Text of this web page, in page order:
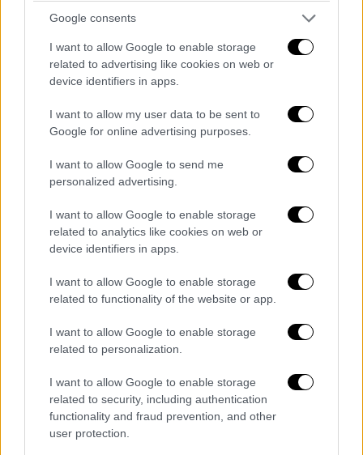
Google consents
I want to allow Google to enable storage
related to advertising like cookies on web or
device identifiers in apps.
I want to allow my user data to be sent to
Google for online advertising purposes.
I want to allow Google to send me
personalized advertising.
I want to allow Google to enable storage
related to analytics like cookies on web or
device identifiers in apps.
I want to allow Google to enable storage
related to functionality of the website or app.
I want to allow Google to enable storage
related to personalization.
I want to allow Google to enable storage
related to security, including authentication
functionality and fraud prevention, and other
user protection.
Αναζητούνται ακόμα τα παιδιά
«Τους αναζητούμε όχι γιατί είναι
αριθμός των τέκνων της οικογένειας, οι
συνθήκες διαβίωσής τουςκι εάν αυτά τα
παιδιά πήγαιναν σε σχολείο»,είπε στο
«MEGA Σαββατοκύριακο» η εκπρόσωπος
Τύπου της ΕΛ.ΑΣ. Κωνσταντία Δημογλίδου.
«Δεν έχουμε καταφέρει ακόμα να τους
βρούμε. Χθες έπρεπε τα ενήλικα μέλη της
οικογένειας να εμφανιστούν στο αστυνομικό